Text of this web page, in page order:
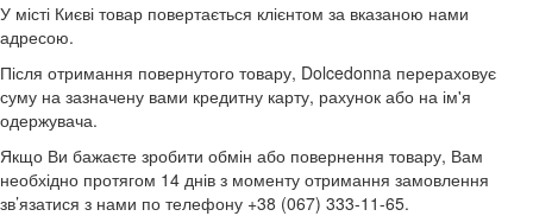
У місті Києві товар повертається клієнтом за вказаною нами
адресою.
Після отримання повернутого товару, Dolcedonna перераховує
суму на зазначену вами кредитну карту, рахунок або на ім'я
одержувача.
Якщо Ви бажаєте зробити обмін або повернення товару, Вам
необхідно протягом 14 днів з моменту отримання замовлення
зв’язатися з нами по телефону +38 (067) 333-11-65.